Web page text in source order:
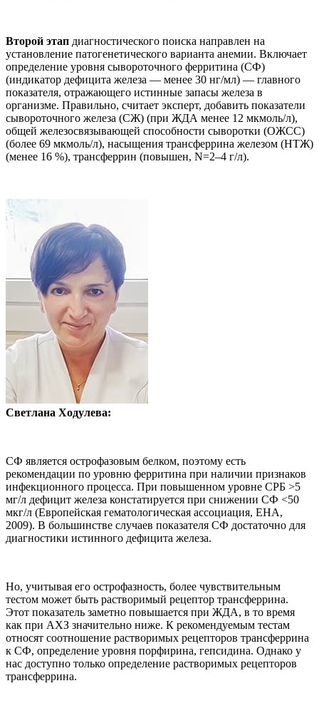
Второй этап диагностического поиска направлен на
установление патогенетического варианта анемии. Включает
определение уровня сывороточного ферритина (СФ)
(индикатор дефицита железа — менее 30 нг/мл) — главного
показателя, отражающего истинные запасы железа в
организме. Правильно, считает эксперт, добавить показатели
сывороточного железа (СЖ) (при ЖДА менее 12 мкмоль/л),
общей железосвязывающей способности сыворотки (ОЖСС)
(более 69 мкмоль/л), насыщения трансферрина железом (НТЖ)
(менее 16 %), трансферрин (повышен, N=2–4 г/л).
Светлана Ходулева:
СФ является острофазовым белком, поэтому есть
рекомендации по уровню ферритина при наличии признаков
инфекционного процесса. При повышенном уровне СРБ >5
мг/л дефицит железа констатируется при снижении СФ <50
мкг/л (Европейская гематологическая ассоциация, EHA,
2009). В большинстве случаев показателя СФ достаточно для
диагностики истинного дефицита железа.
Но, учитывая его острофазность, более чувствительным
тестом может быть растворимый рецептор трансферрина.
Этот показатель заметно повышается при ЖДА, в то время
как при АХЗ значительно ниже. К рекомендуемым тестам
относят соотношение растворимых рецепторов трансферрина
к СФ, определение уровня порфирина, гепсидина. Однако у
нас доступно только определение растворимых рецепторов
трансферрина.